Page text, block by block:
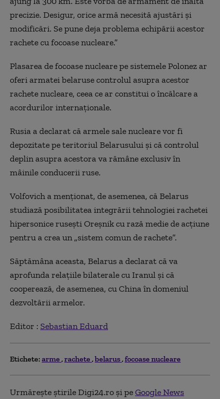
precizie. Desigur, orice armă necesită ajustări și
modificări. Se pune deja problema echipării acestor
rachete cu focoase nucleare.”
Plasarea de focoase nucleare pe sistemele Polonez ar
oferi armatei belaruse controlul asupra acestor
rachete nucleare, ceea ce ar constitui o încălcare a
acordurilor internaționale.
Rusia a declarat că armele sale nucleare vor fi
depozitate pe teritoriul Belarusului și că controlul
deplin asupra acestora va rămâne exclusiv în
mâinile conducerii ruse.
Volfovich a menționat, de asemenea, că Belarus
studiază posibilitatea integrării tehnologiei rachetei
hipersonice rusești Oreșnik cu rază medie de acțiune
pentru a crea un „sistem comun de rachete”.
Săptămâna aceasta, Belarus a declarat că va
aprofunda relațiile bilaterale cu Iranul și că
cooperează, de asemenea, cu China în domeniul
dezvoltării armelor.
Editor : Sebastian Eduard
Etichete: arme rachete belarus focoase nucleare
Urmărește știrile Digi24.ro și peGoogle News